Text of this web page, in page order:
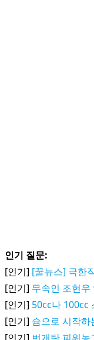
인기 질문:
[인기] [꿀뉴스] 극한
[인기] 무속인 조현우
[인기] 50cc나 100cc
[인기] 슘으로 시작하